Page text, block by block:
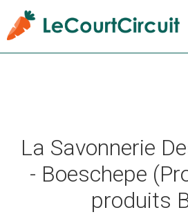
La Savonnerie
- Boeschepe
produits